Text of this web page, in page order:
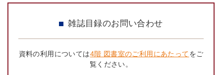
雑誌目録のお問い合わせ
資料の利用については4階 図書室のご利用にあたってをご
覧ください。